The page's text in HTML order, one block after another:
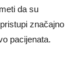
da su
značajno
pacijenata.